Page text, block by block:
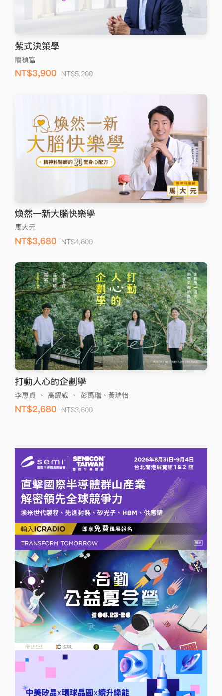
紫式決策學
簡禎富
NT$3,900 NT$5,200
煥然一新大腦快樂學
馬大元
NT$3,680 NT$4,600
打動人心的企劃學
李惠貞 、 高耀威 、 彭禹瑞、黃瑞怡
NT$2,680 NT$3,600